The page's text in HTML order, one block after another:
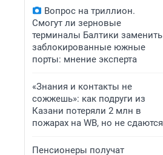
Вопрос на триллион.
Смогут ли зерновые
терминалы Балтики заменить
заблокированные южные
порты: мнение эксперта
«Знания и контакты не
сожжешь»: как подруги из
Казани потеряли 2 млн в
пожарах на WB, но не сдаются
Пенсионеры получат